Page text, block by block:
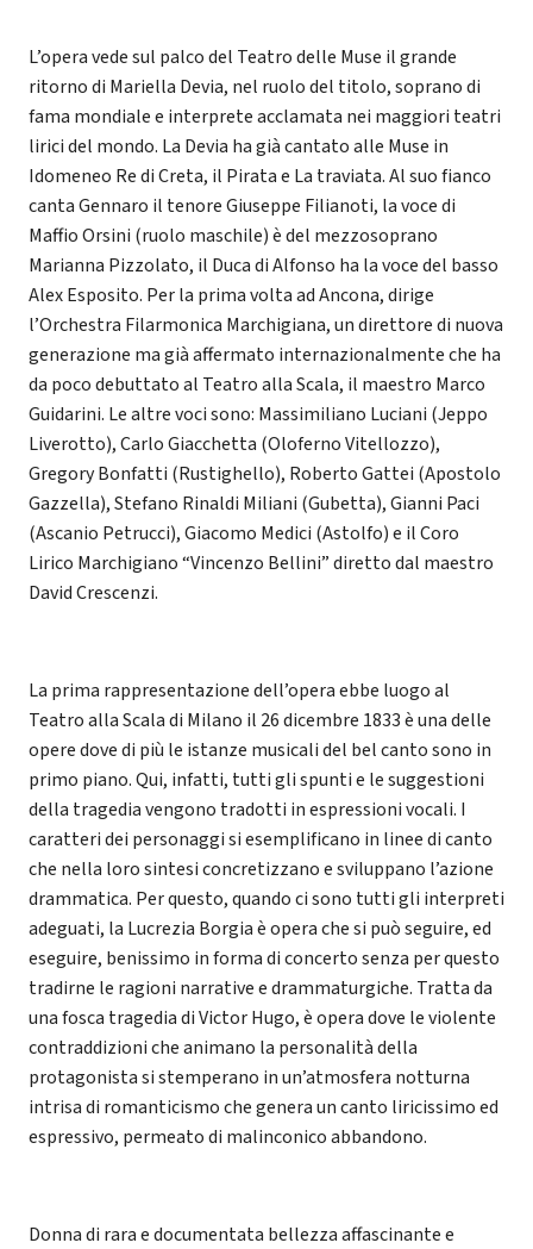
L’opera vede sul palco del Teatro delle Muse il grande
ritorno di Mariella Devia, nel ruolo del titolo, soprano di
fama mondiale e interprete acclamata nei maggiori teatri
lirici del mondo. La Devia ha già cantato alle Muse in
Idomeneo Re di Creta, il Pirata e La traviata. Al suo fianco
canta Gennaro il tenore Giuseppe Filianoti, la voce di
Maffio Orsini (ruolo maschile) è del mezzosoprano
Marianna Pizzolato, il Duca di Alfonso ha la voce del basso
Alex Esposito. Per la prima volta ad Ancona, dirige
l’Orchestra Filarmonica Marchigiana, un direttore di nuova
generazione ma già affermato internazionalmente che ha
da poco debuttato al Teatro alla Scala, il maestro Marco
Guidarini. Le altre voci sono: Massimiliano Luciani (Jeppo
Liverotto), Carlo Giacchetta (Oloferno Vitellozzo),
Gregory Bonfatti (Rustighello), Roberto Gattei (Apostolo
Gazzella), Stefano Rinaldi Miliani (Gubetta), Gianni Paci
(Ascanio Petrucci), Giacomo Medici (Astolfo) e il Coro
Lirico Marchigiano “Vincenzo Bellini” diretto dal maestro
David Crescenzi.
La prima rappresentazione dell’opera ebbe luogo al
Teatro alla Scala di Milano il 26 dicembre 1833 è una delle
opere dove di più le istanze musicali del bel canto sono in
primo piano. Qui, infatti, tutti gli spunti e le suggestioni
della tragedia vengono tradotti in espressioni vocali. I
caratteri dei personaggi si esemplificano in linee di canto
che nella loro sintesi concretizzano e sviluppano l’azione
drammatica. Per questo, quando ci sono tutti gli interpreti
adeguati, la Lucrezia Borgia è opera che si può seguire, ed
eseguire, benissimo in forma di concerto senza per questo
tradirne le ragioni narrative e drammaturgiche. Tratta da
una fosca tragedia di Victor Hugo, è opera dove le violente
contraddizioni che animano la personalità della
protagonista si stemperano in un’atmosfera notturna
intrisa di romanticismo che genera un canto liricissimo ed
espressivo, permeato di malinconico abbandono.
Donna di rara e documentata bellezza affascinante e